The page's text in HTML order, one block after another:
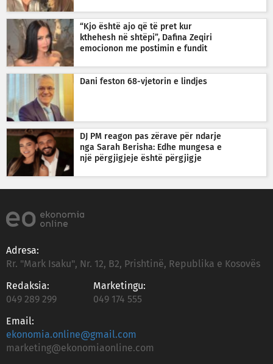
“Kjo është ajo që të pret kur
kthehesh në shtëpi”, Dafina Zeqiri
emocionon me postimin e fundit
Dani feston 68-vjetorin e lindjes
DJ PM reagon pas zërave për ndarje
nga Sarah Berisha: Edhe mungesa e
një përgjigjeje është përgjigje
Adresa:
Rr. "Mark Isaku", Nr. 12, B2, Prishtinë, Republika e Kosovës
Redaksia:
049 289 299
Marketingu:
049 174 555
Email:
ekonomia.online@gmail.com
marketing@ekonomiaonline.com